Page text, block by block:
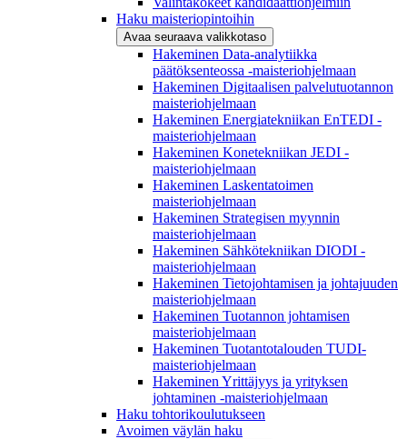
Haku maisteriopintoihin
Avaa seuraava valikkotaso
Hakeminen Data-analytiikka
päätöksenteossa -maisteriohjelmaan
Hakeminen Digitaalisen palvelutuotannon
maisteriohjelmaan
Hakeminen Energiatekniikan EnTEDI -
maisteriohjelmaan
Hakeminen Konetekniikan JEDI -
maisteriohjelmaan
Hakeminen Laskentatoimen
maisteriohjelmaan
Hakeminen Strategisen myynnin
maisteriohjelmaan
Hakeminen Sähkötekniikan DIODI -
maisteriohjelmaan
Hakeminen Tietojohtamisen ja johtajuuden
maisteriohjelmaan
Hakeminen Tuotannon johtamisen
maisteriohjelmaan
Hakeminen Tuotantotalouden TUDI-
maisteriohjelmaan
Hakeminen Yrittäjyys ja yrityksen
johtaminen -maisteriohjelmaan
Haku tohtorikoulutukseen
Avoimen väylän haku